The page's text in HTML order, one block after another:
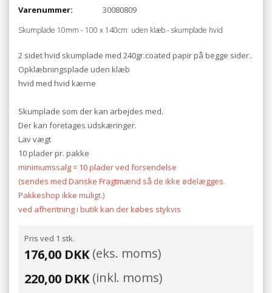
Varenummer: 30080809
Skumplade 10mm - 100 x 140cm uden klæb - skumplade hvid
2 sidet hvid skumplade med 240gr.coated papir på begge sider..
Opklæbningsplade uden klæb
hvid med hvid kærne
Skumplade som der kan arbejdes med.
Der kan foretages udskæringer.
Lav vægt
10 plader pr. pakke
minimumssalg = 10 plader ved forsendelse
(sendes med Danske Fragtmænd så de ikke ødelægges.
Pakkeshop ikke muligt.)
ved afhentning i butik kan der købes stykvis
Pris ved 1 stk.
176,00 DKK(eks. moms)
220,00 DKK(inkl. moms)